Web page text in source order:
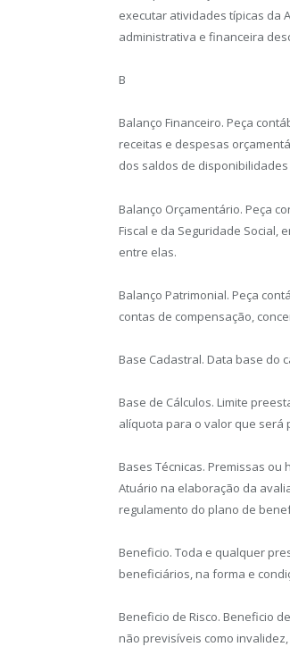
executar atividades típicas da
administrativa e financeira
B
Balanço Financeiro. Peça
receitas e despesas
dos saldos de
Balanço Orçamentário. Peça
Fiscal e da Seguridade Social,
entre elas.
Balanço Patrimonial. Peça
contas de compensação,
Base Cadastral. Data base do
Base de Cálculos. Limite
alíquota para o valor que será
Bases Técnicas. Premissas
Atuário na elaboração da
regulamento do plano de
Beneficio. Toda e qualquer
beneficiários, na forma e
Beneficio de Risco. Beneficio
não previsíveis como